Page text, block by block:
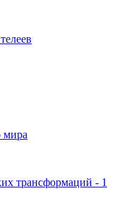
мира
трансформаций - 1